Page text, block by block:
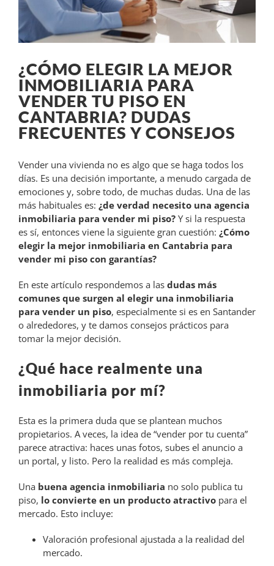
¿CÓMO ELEGIR LA MEJOR
INMOBILIARIA PARA
VENDER TU PISO EN
CANTABRIA? DUDAS
FRECUENTES Y CONSEJOS
Vender una vivienda no es algo que se haga todos los
días. Es una decisión importante, a menudo cargada de
emociones y, sobre todo, de muchas dudas. Una de las
más habituales es: ¿de verdad necesito una agencia
inmobiliaria para vender mi piso? Y si la respuesta
es sí, entonces viene la siguiente gran cuestión: ¿Cómo
elegir la mejor inmobiliaria en Cantabria para
vender mi piso con garantías?
En este artículo respondemos a las dudas más
comunes que surgen al elegir una inmobiliaria
para vender un piso, especialmente si es en Santander
o alrededores, y te damos consejos prácticos para
tomar la mejor decisión.
¿Qué hace realmente una
inmobiliaria por mí?
Esta es la primera duda que se plantean muchos
propietarios. A veces, la idea de “vender por tu cuenta”
parece atractiva: haces unas fotos, subes el anuncio a
un portal, y listo. Pero la realidad es más compleja.
Una buena agencia inmobiliaria no solo publica tu
piso, lo convierte en un producto atractivo para el
mercado. Esto incluye:
Valoración profesional ajustada a la realidad del
mercado.